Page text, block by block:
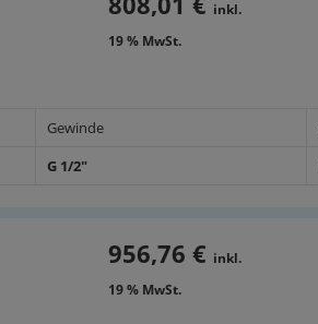
inkl.
19 % MwSt.
Gewinde
G 1/2"
956,76 € inkl.
19 % MwSt.